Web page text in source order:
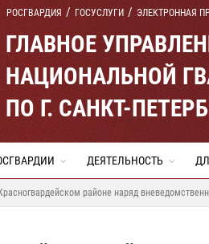
РОСГВАРДИЯ ГОСУСЛУГИ ЭЛЕКТРОННАЯ
ГЛАВНОЕ
НАЦИОНАЛЬНОЙ
ПО Г. САНКТ-
ДЕЯТЕЛЬНОСТЬ
районе наряд